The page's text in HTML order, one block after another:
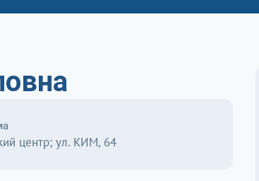
центр; ул. КИМ, 64